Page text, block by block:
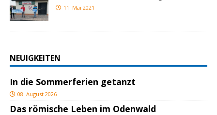
11. Mai 2021
NEUIGKEITEN
In die Sommerferien getanzt
08. August 2026
Das römische Leben im Odenwald